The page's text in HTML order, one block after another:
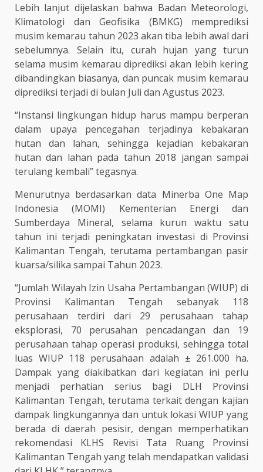
Lebih lanjut dijelaskan bahwa Badan Meteorologi,
Klimatologi dan Geofisika (BMKG) memprediksi
musim kemarau tahun 2023 akan tiba lebih awal dari
sebelumnya. Selain itu, curah hujan yang turun
selama musim kemarau diprediksi akan lebih kering
dibandingkan biasanya, dan puncak musim kemarau
diprediksi terjadi di bulan Juli dan Agustus 2023.
“Instansi lingkungan hidup harus mampu berperan
dalam upaya pencegahan terjadinya kebakaran
hutan dan lahan, sehingga kejadian kebakaran
hutan dan lahan pada tahun 2018 jangan sampai
terulang kembali” tegasnya.
Menurutnya berdasarkan data Minerba One Map
Indonesia (MOMI) Kementerian Energi dan
Sumberdaya Mineral, selama kurun waktu satu
tahun ini terjadi peningkatan investasi di Provinsi
Kalimantan Tengah, terutama pertambangan pasir
kuarsa/silika sampai Tahun 2023.
“Jumlah Wilayah Izin Usaha Pertambangan (WIUP) di
Provinsi Kalimantan Tengah sebanyak 118
perusahaan terdiri dari 29 perusahaan tahap
eksplorasi, 70 perusahan pencadangan dan 19
perusahaan tahap operasi produksi, sehingga total
luas WIUP 118 perusahaan adalah ± 261.000 ha.
Dampak yang diakibatkan dari kegiatan ini perlu
menjadi perhatian serius bagi DLH Provinsi
Kalimantan Tengah, terutama terkait dengan kajian
dampak lingkungannya dan untuk lokasi WIUP yang
berada di daerah pesisir, dengan memperhatikan
rekomendasi KLHS Revisi Tata Ruang Provinsi
Kalimantan Tengah yang telah mendapatkan validasi